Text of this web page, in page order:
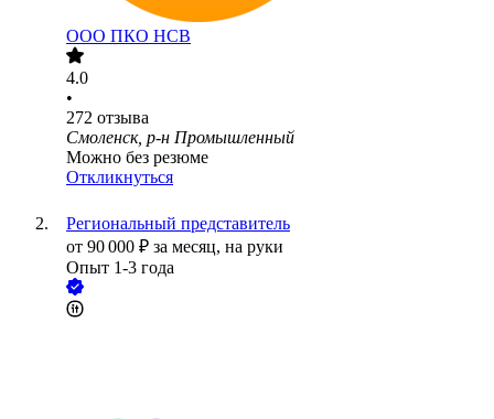
ООО ПКО НСВ
4.0
•
272 отзыва
Смоленск, р-н Промышленный
Можно без резюме
Откликнуться
Региональный представитель
от 90 000 ₽ за месяц, на руки
Опыт 1-3 года